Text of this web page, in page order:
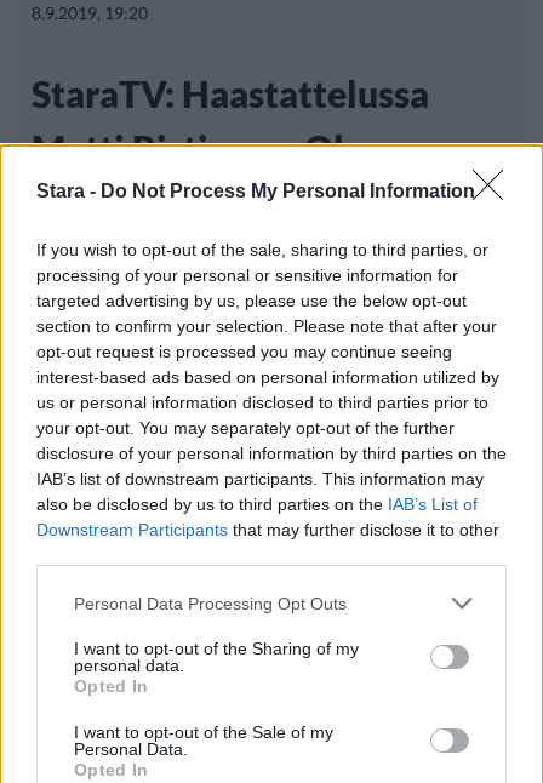
Stara - Do Not Process My Personal Information
If you wish to opt-out of the sale, sharing to third parties, or
processing of your personal or sensitive information for
targeted advertising by us, please use the below opt-out
section to confirm your selection. Please note that after your
opt-out request is processed you may continue seeing
interest-based ads based on personal information utilized by
us or personal information disclosed to third parties prior to
your opt-out. You may separately opt-out of the further
disclosure of your personal information by third parties on the
IAB’s list of downstream participants. This information may
also be disclosed by us to third parties on the IAB’s List of
Downstream Participants that may further disclose it to other
Personal Data Processing Opt Outs
I want to opt-out of the Sharing of my
personal data.
Opted In
I want to opt-out of the Sale of my
Personal Data.
Opted In
8.9.2019, 19:20
StaraTV: Haastattelussa
Matti Ristinen – Olen
suomalainen -elokuvan
päätähti
Ikonisen suomalaisen iskelmätähti Kari
Tapion elämään päästään tutustumaan pian
valkokankailla,
Tietosuojalauseke
Lähetä uutisvinkki
RSS-ohje
Yhteistyössä
Jocka